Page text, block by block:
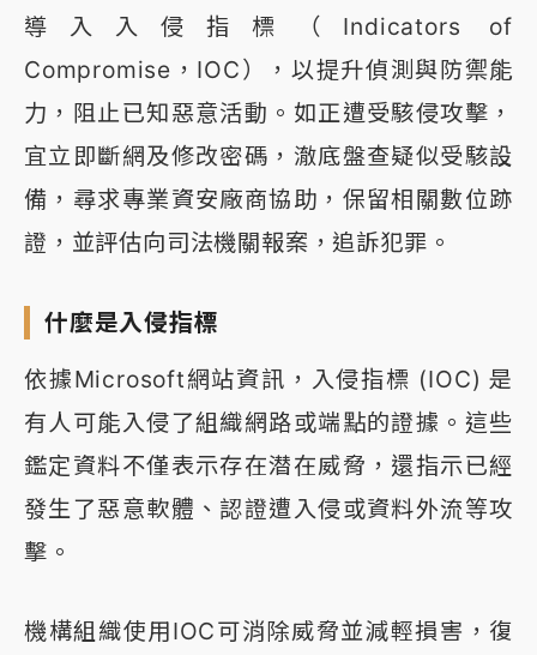
導入入侵指標（Indicators of
Compromise，IOC），以提升偵測與防禦能
力，阻止已知惡意活動。如正遭受駭侵攻擊，
宜立即斷網及修改密碼，澈底盤查疑似受駭設
備，尋求專業資安廠商協助，保留相關數位跡
證，並評估向司法機關報案，追訴犯罪。
什麼是入侵指標
依據Microsoft網站資訊，入侵指標 (IOC) 是
有人可能入侵了組織網路或端點的證據。這些
鑑定資料不僅表示存在潜在威脅，還指示已經
發生了惡意軟體、認證遭入侵或資料外流等攻
擊。
機構組織使用IOC可消除威脅並減輕損害，復